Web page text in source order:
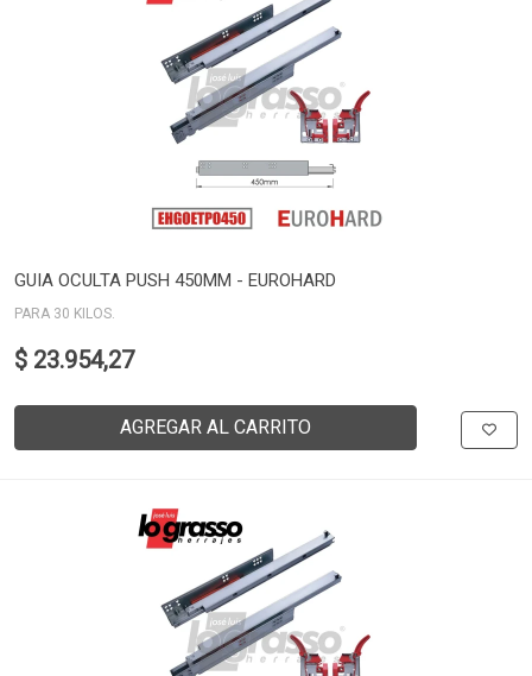
GUIA OCULTA PUSH 450MM - EUROHARD
PARA 30 KILOS.
$ 23.954,27
AGREGAR AL CARRITO